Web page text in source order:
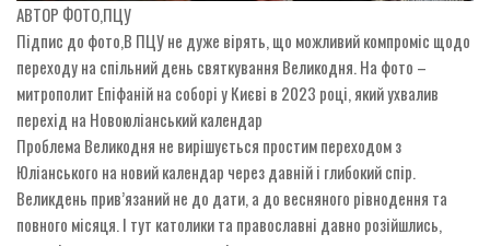
АВТОР ФОТО,ПЦУ
Підпис до фото,В ПЦУ не дуже вірять, що можливий компроміс щодо
переходу на спільний день святкування Великодня. На фото –
митрополит Епіфаній на соборі у Києві в 2023 році, який ухвалив
перехід на Новоюліанський календар
Проблема Великодня не вирішується простим переходом з
Юліанського на новий календар через давній і глибокий спір.
Великдень прив’язаний не до дати, а до весняного рівнодення та
повного місяця. І тут католики та православні давно розійшлись,